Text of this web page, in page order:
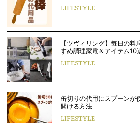
LIFESTYLE
【ツヴィリング】毎日の
すめ調理家電＆アイテム10
LIFESTYLE
缶切りの代用にスプーンが
開ける方法
LIFESTYLE